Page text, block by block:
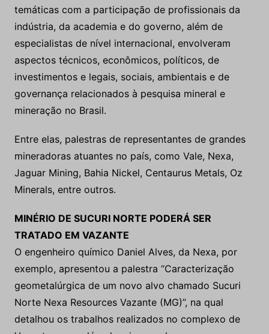
temáticas com a participação de profissionais da
indústria, da academia e do governo, além de
especialistas de nível internacional, envolveram
aspectos técnicos, econômicos, políticos, de
investimentos e legais, sociais, ambientais e de
governança relacionados à pesquisa mineral e
mineração no Brasil.
Entre elas, palestras de representantes de grandes
mineradoras atuantes no país, como Vale, Nexa,
Jaguar Mining, Bahia Nickel, Centaurus Metals, Oz
Minerals, entre outros.
MINÉRIO DE SUCURI NORTE PODERÁ SER
TRATADO EM VAZANTE
O engenheiro químico Daniel Alves, da Nexa, por
exemplo, apresentou a palestra “Caracterização
geometalúrgica de um novo alvo chamado Sucuri
Norte Nexa Resources Vazante (MG)”, na qual
detalhou os trabalhos realizados no complexo de